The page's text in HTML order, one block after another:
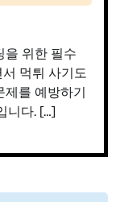
을 위한 필수
먹튀 사기도
를 예방하기
니다. […]